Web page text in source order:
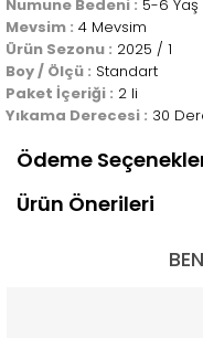
Numune Bedeni : 5-6 Yaş
Mevsim : 4 Mevsim
Ürün Sezonu : 2025 / 1
Boy / Ölçü : Standart
Paket İçeriği : 2 li
Yıkama Derecesi : 30
Ödeme
Ürün Önerileri